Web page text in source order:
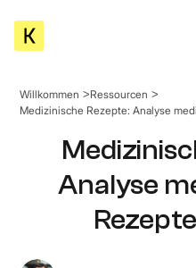
Willkommen
Ressourcen
Medizinische Rezepte: Analyse
Analyse